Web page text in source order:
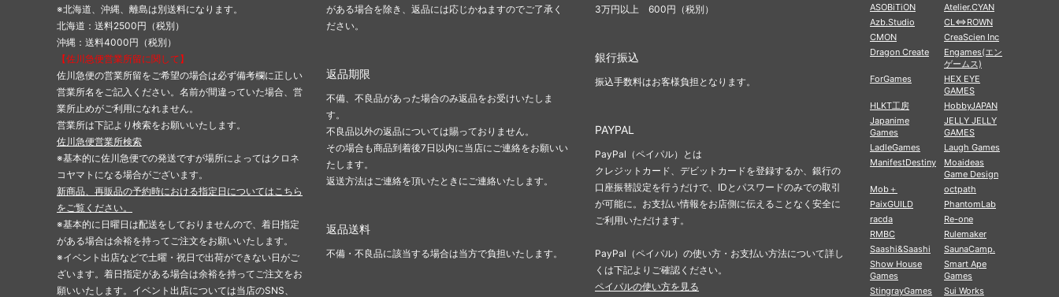
※北海道、沖縄、離島は別送料になります。
北海道：送料2500円（税別）
沖縄：送料4000円（税別）
【佐川急便営業所留に関して】
佐川急便の営業所留をご希望の場合は必ず備考欄に正しい
営業所名をご記入ください。名前が間違っていた場合、営
業所止めがご利用になれません。
営業所は下記より検索をお願いいたします。
佐川急便営業所検索
※基本的に佐川急便での発送ですが場所によってはクロネ
コヤマトになる場合がございます。
新商品、再販品の予約時における指定日についてはこちら
をご覧ください。
※基本的に日曜日は配送をしておりませんので、着日指定
がある場合は余裕を持ってご注文をお願いいたします。
※イベント出店などで土曜・祝日で出荷ができない日がご
ざいます。着日指定がある場合は余裕を持ってご注文をお
願いいたします。イベント出店については当店のSNS、
がある場合を除き、返品には応じかねますのでご了承く
ださい。
返品期限
不備、不良品があった場合のみ返品をお受けいたしま
す。
不良品以外の返品については賜っておりません。
その場合も商品到着後7日以内に当店にご連絡をお願いい
たします。
返送方法はご連絡を頂いたときにご連絡いたします。
返品送料
不備・不良品に該当する場合は当方で負担いたします。
3万円以上 600円（税別）
銀行振込
振込手数料はお客様負担となります。
PAYPAL
PayPal（ペイパル）とは
クレジットカード、デビットカードを登録するか、銀行の
口座振替設定を行うだけで、IDとパスワードのみでの取引
が可能に。お支払い情報をお店側に伝えることなく安全に
ご利用いただけます。
PayPal（ペイパル）の使い方・お支払い方法について詳し
くは下記よりご確認ください。
ペイパルの使い方を見る
ASOBiTiON
Atelier.CYAN
Azb.Studio
CL⇔ROWN
CMON
CreaScien Inc
Dragon Create
Engames(エン
ゲームス)
ForGames
HEX EYE
GAMES
HLKT工房
HobbyJAPAN
Japanime
Games
JELLY JELLY
GAMES
LadleGames
Laugh Games
ManifestDestiny
Moaideas
Game Design
Mob＋
octpath
PaixGUILD
PhantomLab
racda
Re-one
RMBC
Rulemaker
Saashi&Saashi
SaunaCamp.
Show House
Games
Smart Ape
Games
StingrayGames
Sui Works